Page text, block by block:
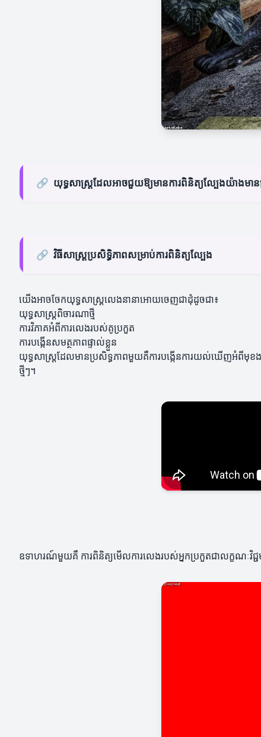
🔗 យុទ្ធសាស្ត្រដែលអាចជួយឱ្យមានការពិនិត្យល្បែងយ៉ាងមាន
🔗 វិធីសាស្ត្រប្រសិទ្ធិភាពសម្រាប់ការពិនិត្យល្បែង
យើងអាចចែកយុទ្ធសាស្ត្រលេងនានាអោយចេញជាដុំដូចជា៖
យុទ្ធសាស្ត្រពិចារណាថ្មី
ការវិភាគអំពីការលេងរបស់គូប្រកួត
ការបង្កើនសមត្ថភាពផ្ទាល់ខ្លួន
យុទ្ធសាស្ត្រដែលមានប្រសិទ្ធភាពមួយគឺការបង្កើនការយល់ឃើញអំពីមុខ
ថ្មីៗ។
ឧទាហរណ៍មួយគឺ ការពិនិត្យមើលការលេងរបស់អ្នកប្រកួតជាលក្ខណៈវិជ្ជម